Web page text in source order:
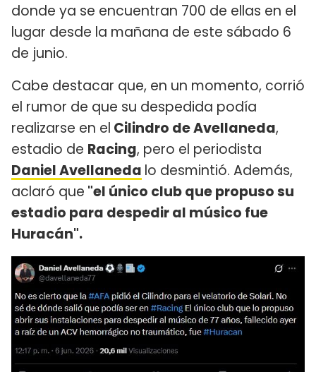
donde ya se encuentran 700 de ellas en el
lugar desde la mañana de este sábado 6
de junio.
Cabe destacar que, en un momento, corrió
el rumor de que su despedida podía
realizarse en el Cilindro de Avellaneda,
estadio de Racing, pero el periodista
Daniel Avellaneda lo desmintió. Además,
aclaró que "el único club que propuso su
estadio para despedir al músico fue
Huracán".